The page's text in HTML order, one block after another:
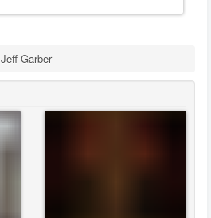
Jeff Garber